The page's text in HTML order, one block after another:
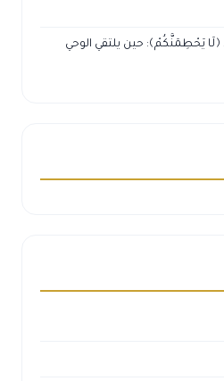
﴿لَا يَحْطِمَنَّكُمْ﴾: حين يلتقي الوحي